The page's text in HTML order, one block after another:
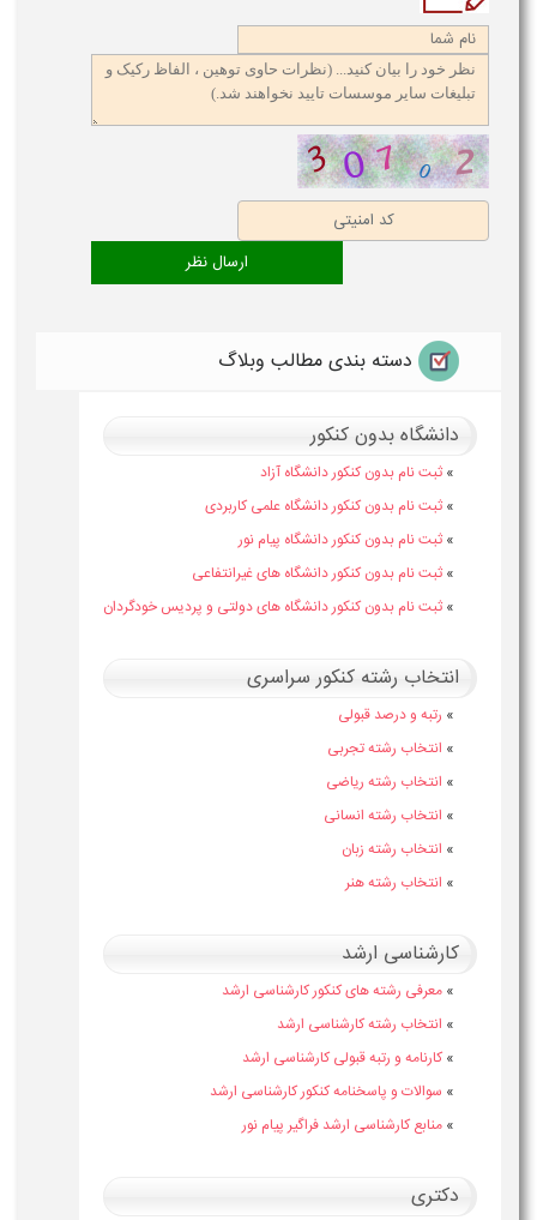
دسته بندی مطالب وبلاگ
دانشگاه بدون کنکور
» ثبت نام بدون کنکور دانشگاه آزاد
» ثبت نام بدون کنکور دانشگاه علمی کاربردی
» ثبت نام بدون کنکور دانشگاه پیام نور
» ثبت نام بدون کنکور دانشگاه های غیرانتفاعی
» ثبت نام بدون کنکور دانشگاه های دولتی و پردیس خودگردان
انتخاب رشته کنکور سراسری
» رتبه و درصد قبولی
» انتخاب رشته تجربی
» انتخاب رشته ریاضی
» انتخاب رشته انسانی
» انتخاب رشته زبان
» انتخاب رشته هنر
کارشناسی ارشد
» معرفی رشته های کنکور کارشناسی ارشد
» انتخاب رشته کارشناسی ارشد
» کارنامه و رتبه قبولی کارشناسی ارشد
» سوالات و پاسخنامه کنکور کارشناسی ارشد
» منابع کارشناسی ارشد فراگیر پیام نور
دکتری